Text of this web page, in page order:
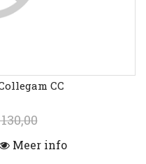
CC
Meer info